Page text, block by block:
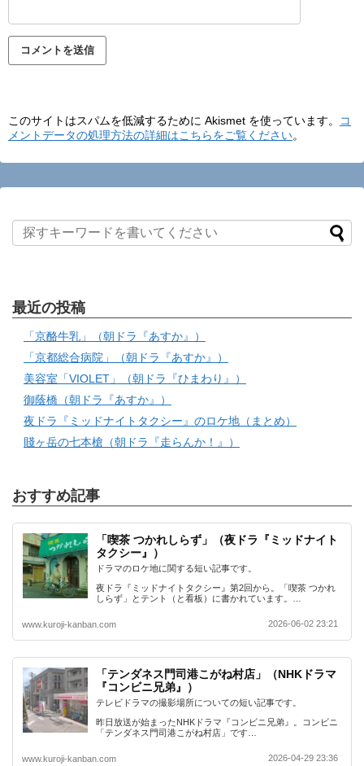
このサイトはスパムを低減するために Akismet を使っています。
コ
メントデータの処理方法の詳細はこちらをご覧ください。
最近の投稿
「京酪牛乳」（朝ドラ『あすか』）
「京都総合病院」（朝ドラ『あすか』）
美容室「VIOLET」（朝ドラ『ひまわり』）
御蔭橋（朝ドラ『あすか』）
夜ドラ『ミッドナイトタクシー』のロケ地（まとめ）
賤ヶ岳の七本槍（朝ドラ『走らんか！』）
おすすめ記事
「喫茶 つかれしらず」（夜ドラ『ミッドナイト
タクシー』）
ドラマのロケ地に関する短い記事です。
夜ドラ『ミッドナイトタクシー』第2回から。「喫茶 つかれ
しらず」とテント（と看板）に書かれています。…
www.kuroji-kanban.com 2026-06-02 23:21
「テンダネス門司港こがね村店」（NHKドラマ
『コンビニ兄弟』）
テレビドラマの撮影場所についての短い記事です。
昨日放送が始まったNHKドラマ『コンビニ兄弟』。コンビニ
「テンダネス門司港こがね村店」です…
www.kuroji-kanban.com 2026-04-29 23:36